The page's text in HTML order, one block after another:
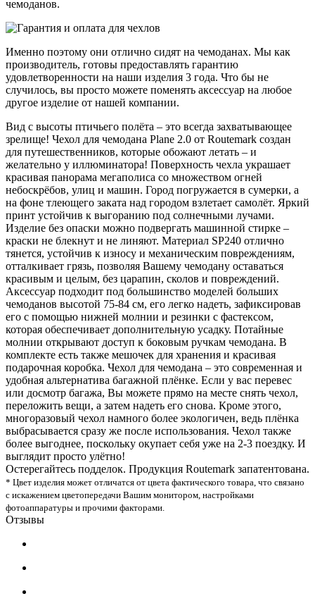
чемоданов.
Именно поэтому они отлично сидят на чемоданах. Мы как
производитель, готовы предоставлять гарантию
удовлетворенности на наши изделия 3 года. Что бы не
случилось, вы просто можете поменять аксессуар на любое
другое изделие от нашей компании.
Вид с высоты птичьего полёта – это всегда захватывающее
зрелище! Чехол для чемодана Plane 2.0 от Routemark создан
для путешественников, которые обожают летать – и
желательно у иллюминатора! Поверхность чехла украшает
красивая панорама мегаполиса со множеством огней
небоскрёбов, улиц и машин. Город погружается в сумерки, а
на фоне тлеющего заката над городом взлетает самолёт. Яркий
принт устойчив к выгоранию под солнечными лучами.
Изделие без опаски можно подвергать машинной стирке –
краски не блекнут и не линяют. Материал SP240 отлично
тянется, устойчив к износу и механическим повреждениям,
отталкивает грязь, позволяя Вашему чемодану оставаться
красивым и целым, без царапин, сколов и повреждений.
Аксессуар подходит под большинство моделей больших
чемоданов высотой 75-84 см, его легко надеть, зафиксировав
его с помощью нижней молнии и резинки с фастексом,
которая обеспечивает дополнительную усадку. Потайные
молнии открывают доступ к боковым ручкам чемодана. В
комплекте есть также мешочек для хранения и красивая
подарочная коробка. Чехол для чемодана – это современная и
удобная альтернатива багажной плёнке. Если у вас перевес
или досмотр багажа, Вы можете прямо на месте снять чехол,
переложить вещи, а затем надеть его снова. Кроме этого,
многоразовый чехол намного более экологичен, ведь плёнка
выбрасывается сразу же после использования. Чехол также
более выгоднее, поскольку окупает себя уже на 2-3 поездку. И
выглядит просто улётно!
Остерегайтесь подделок. Продукция Routemark запатентована.
* Цвет изделия может отличатся от цвета фактического товара, что связано
с искажением цветопередачи Вашим монитором, настройками
фотоаппаратуры и прочими факторами.
Отзывы